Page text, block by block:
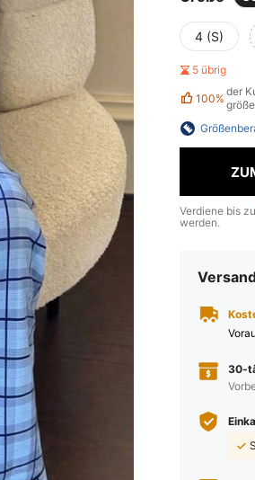
4 (S)
5 übrig
100% der
Verdiene bis zu
werden.
30-